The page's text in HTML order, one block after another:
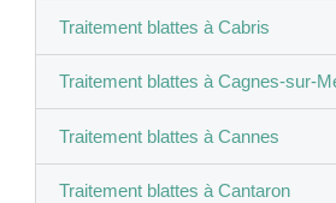
Traitement blattes à Cabris
Traitement blattes à Cagnes-sur-
Traitement blattes à Cannes
Traitement blattes à Cantaron